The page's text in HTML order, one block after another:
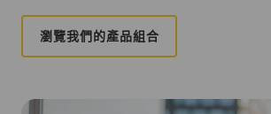
瀏覽我們的產品組合